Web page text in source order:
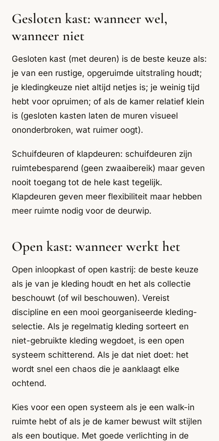
Gesloten kast: wanneer wel,
wanneer niet
Gesloten kast (met deuren) is de beste keuze als:
je van een rustige, opgeruimde uitstraling houdt;
je kledingkeuze niet altijd netjes is; je weinig tijd
hebt voor opruimen; of als de kamer relatief klein
is (gesloten kasten laten de muren visueel
ononderbroken, wat ruimer oogt).
Schuifdeuren of klapdeuren: schuifdeuren zijn
ruimtebesparend (geen zwaaibereik) maar geven
nooit toegang tot de hele kast tegelijk.
Klapdeuren geven meer flexibiliteit maar hebben
meer ruimte nodig voor de deurwip.
Open kast: wanneer werkt het
Open inloopkast of open kastrij: de beste keuze
als je van je kleding houdt en het als collectie
beschouwt (of wil beschouwen). Vereist
discipline en een mooi georganiseerde kleding-
selectie. Als je regelmatig kleding sorteert en
niet-gebruikte kleding wegdoet, is een open
systeem schitterend. Als je dat niet doet: het
wordt snel een chaos die je aanklaagt elke
ochtend.
Kies voor een open systeem als je een walk-in
ruimte hebt of als je de kamer bewust wilt stijlen
als een boutique. Met goede verlichting in de